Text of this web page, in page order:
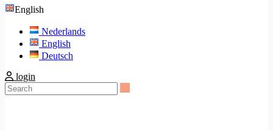
English
Nederlands
English
Deutsch
login